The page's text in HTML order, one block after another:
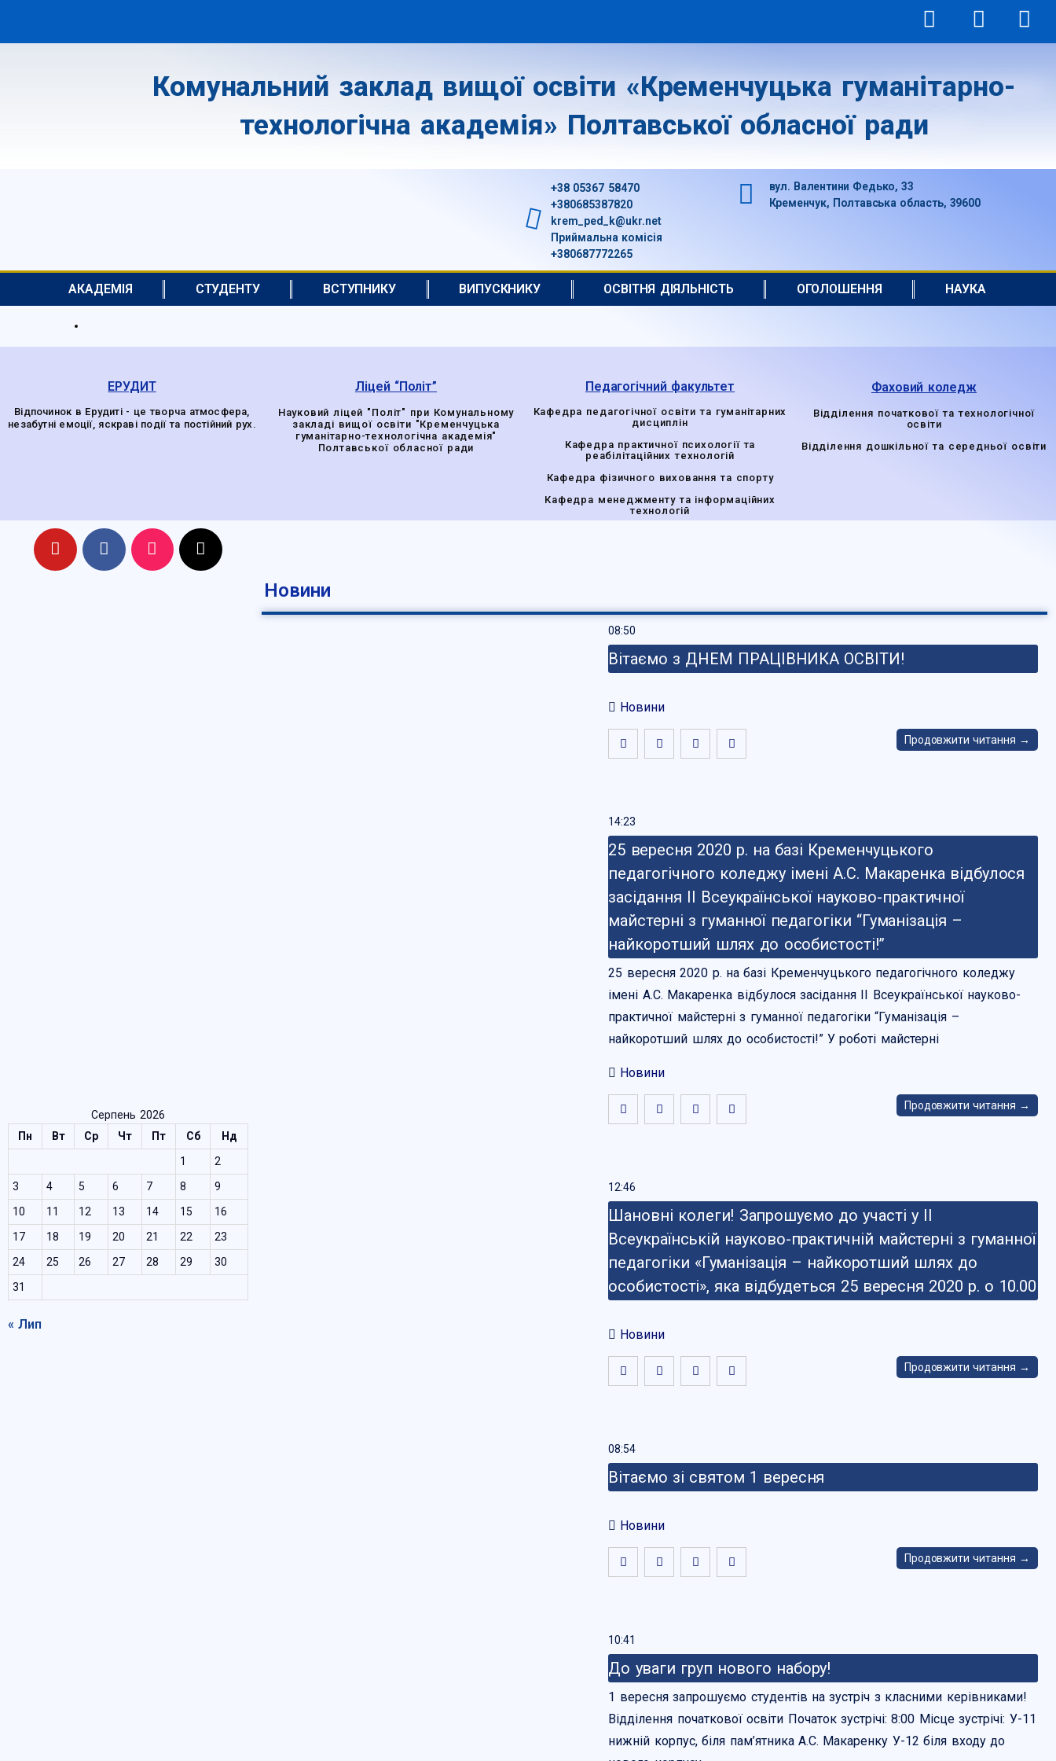
Комунальний заклад вищої освіти «Кременчуцька гуманітарно-
технологічна академія» Полтавської обласної ради
+38 05367 58470
+380685387820
krem_ped_k@ukr.net
Приймальна комісія
+380687772265
вул. Валентини Федько, 33
Кременчук, Полтавська область, 39600
АКАДЕМІЯ СТУДЕНТУ ВСТУПНИКУ ВИПУСКНИКУ ОСВІТНЯ ДІЯЛЬНІСТЬ ОГОЛОШЕННЯ НАУКА
ЕРУДИТ
Відпочинок в Ерудиті - це творча атмосфера,
незабутні емоції, яскраві події та постійний рух.
Ліцей “Політ”
Науковий ліцей "Політ" при Комунальному
закладі вищої освіти "Кременчуцька
гуманітарно-технологічна академія"
Полтавської обласної ради
Педагогічний факультет
Кафедра педагогічної освіти та гуманітарних
дисциплін
Кафедра практичної психології та
реабілітаційних технологій
Кафедра фізичного виховання та спорту
Кафедра менеджменту та інформаційних
технологій
Фаховий коледж
Відділення початкової та технологічної
освіти
Відділення дошкільної та середньої освіти
Серпень 2026
Пн
Вт Ср Чт Пт Сб
Нд
1
2
3
4 5 6 7 8
9
10
11 12 13 14 15
16
17
18 19 20 21 22
23
24
25 26 27 28 29
30
31
« Лип
Новини
08:50
Вітаємо з ДНЕМ ПРАЦІВНИКА ОСВІТИ!
Новини
Продовжити читання →
14:23
25 вересня 2020 р. на базі Кременчуцького
педагогічного коледжу імені А.С. Макаренка відбулося
засідання ІІ Всеукраїнської науково-практичної
майстерні з гуманної педагогіки “Гуманізація –
найкоротший шлях до особистості!”
25 вересня 2020 р. на базі Кременчуцького педагогічного коледжу
імені А.С. Макаренка відбулося засідання ІІ Всеукраїнської науково-
практичної майстерні з гуманної педагогіки “Гуманізація –
найкоротший шлях до особистості!” У роботі майстерні
Новини
Продовжити читання →
12:46
Шановні колеги! Запрошуємо до участі у ІІ
Всеукраїнській науково-практичній майстерні з гуманної
педагогіки «Гуманізація – найкоротший шлях до
особистості», яка відбудеться 25 вересня 2020 р. о 10.00
Новини
Продовжити читання →
08:54
Вітаємо зі святом 1 вересня
Новини
Продовжити читання →
10:41
До уваги груп нового набору!
1 вересня запрошуємо студентів на зустріч з класними керівниками!
Відділення початкової освіти Початок зустрічі: 8:00 Місце зустрічі: У-11
нижній корпус, біля пам’ятника А.С. Макаренку У-12 біля входу до